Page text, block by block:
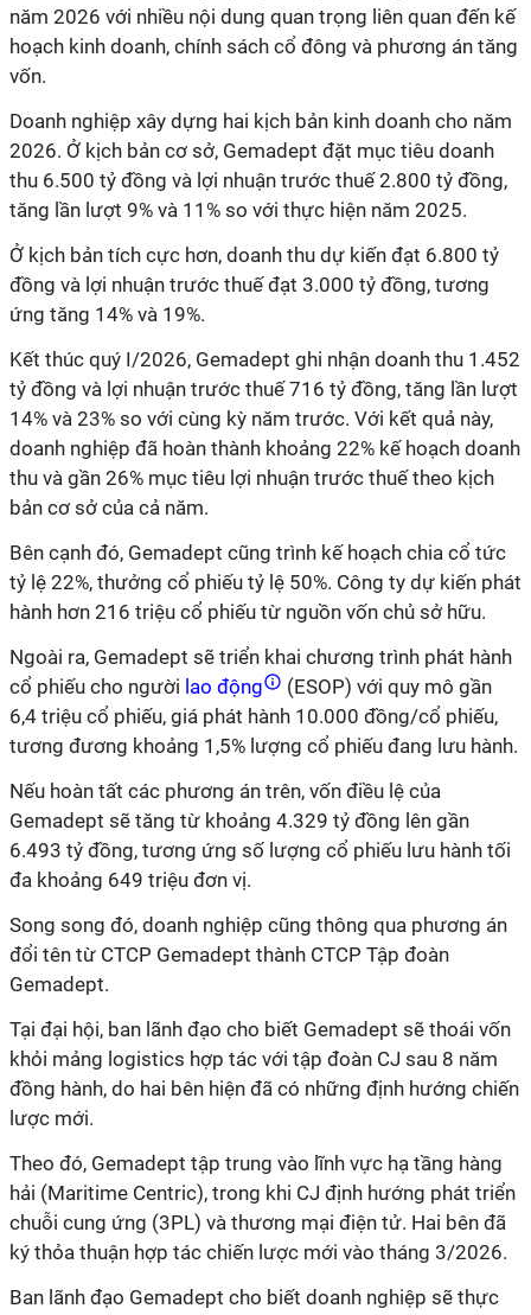
năm 2026 với nhiều nội dung quan trọng liên quan đến kế
hoạch kinh doanh, chính sách cổ đông và phương án tăng
vốn.
Doanh nghiệp xây dựng hai kịch bản kinh doanh cho năm
2026. Ở kịch bản cơ sở, Gemadept đặt mục tiêu doanh
thu 6.500 tỷ đồng và lợi nhuận trước thuế 2.800 tỷ đồng,
tăng lần lượt 9% và 11% so với thực hiện năm 2025.
Ở kịch bản tích cực hơn, doanh thu dự kiến đạt 6.800 tỷ
đồng và lợi nhuận trước thuế đạt 3.000 tỷ đồng, tương
ứng tăng 14% và 19%.
Kết thúc quý I/2026, Gemadept ghi nhận doanh thu 1.452
tỷ đồng và lợi nhuận trước thuế 716 tỷ đồng, tăng lần lượt
14% và 23% so với cùng kỳ năm trước. Với kết quả này,
doanh nghiệp đã hoàn thành khoảng 22% kế hoạch doanh
thu và gần 26% mục tiêu lợi nhuận trước thuế theo kịch
bản cơ sở của cả năm.
Bên cạnh đó, Gemadept cũng trình kế hoạch chia cổ tức
tỷ lệ 22%, thưởng cổ phiếu tỷ lệ 50%. Công ty dự kiến phát
hành hơn 216 triệu cổ phiếu từ nguồn vốn chủ sở hữu.
Ngoài ra, Gemadept sẽ triển khai chương trình phát hành
cổ phiếu cho người lao động
(ESOP) với quy mô gần
6,4 triệu cổ phiếu, giá phát hành 10.000 đồng/cổ phiếu,
tương đương khoảng 1,5% lượng cổ phiếu đang lưu hành.
Nếu hoàn tất các phương án trên, vốn điều lệ của
Gemadept sẽ tăng từ khoảng 4.329 tỷ đồng lên gần
6.493 tỷ đồng, tương ứng số lượng cổ phiếu lưu hành tối
đa khoảng 649 triệu đơn vị.
Song song đó, doanh nghiệp cũng thông qua phương án
đổi tên từ CTCP Gemadept thành CTCP Tập đoàn
Gemadept.
Tại đại hội, ban lãnh đạo cho biết Gemadept sẽ thoái vốn
khỏi mảng logistics hợp tác với tập đoàn CJ sau 8 năm
đồng hành, do hai bên hiện đã có những định hướng chiến
lược mới.
Theo đó, Gemadept tập trung vào lĩnh vực hạ tầng hàng
hải (Maritime Centric), trong khi CJ định hướng phát triển
chuỗi cung ứng (3PL) và thương mại điện tử. Hai bên đã
ký thỏa thuận hợp tác chiến lược mới vào tháng 3/2026.
Ban lãnh đạo Gemadept cho biết doanh nghiệp sẽ thực